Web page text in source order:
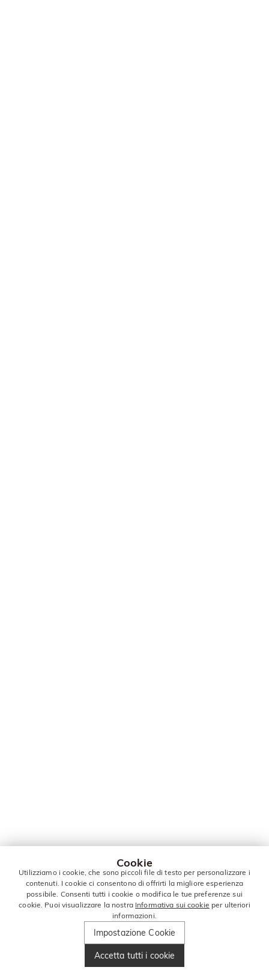
Cookie
Utilizziamo i cookie, che sono piccoli file di testo per personalizzare i
contenuti. I cookie ci consentono di offrirti la migliore esperienza
possibile. Consenti tutti i cookie o modifica le tue preferenze sui
cookie. Puoi visualizzare la nostra Informativa sui cookie per ulteriori
informazioni.
Impostazione Cookie
Accetta tutti i cookie